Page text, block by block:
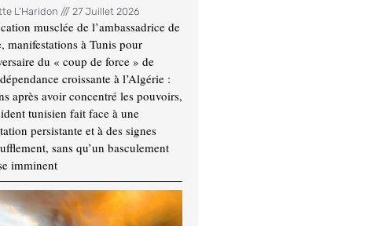
L'Haridon 27 Juillet 2026
musclée de l’ambassadrice de
manifestations à Tunis pour
du « coup de force » de
croissante à l’Algérie :
après avoir concentré les pouvoirs,
tunisien fait face à une
persistante et à des signes
sans qu’un basculement
imminent